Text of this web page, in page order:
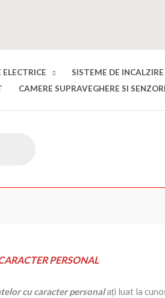
SISTEME DE INCALZIRE
CAMERE SUPRAVEGHERE SI SENZORI
PERSONAL
cu caracter personalați luat la